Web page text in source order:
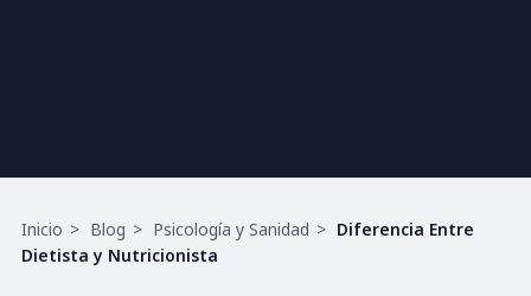
Ruta
de
Inicio Blog Psicología y Sanidad
Diferencia Entre
Dietista y Nutricionista